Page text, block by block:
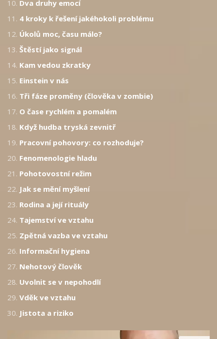
10. Dva druhy emocí
11. 4 kroky k řešení jakéhokoli problému
12. Úkolů moc, času málo?
13. Štěstí jako signál
14. Kam vedou zkratky
15. Einstein v nás
16. Tři fáze proměny (člověka v zombie)
17. O čase rychlém a pomalém
18. Když hudba tryská zevnitř
19. Pracovní pohovory: co rozhoduje?
20. Fenomenologie hladu
21. Pohotovostní režim
22. Jak se mění myšlení
23. Rodina a její rituály
24. Tajemství ve vztahu
25. Zpětná vazba ve vztahu
26. Informační hygiena
27. Nehotový člověk
28. Uvolnit se v nepohodlí
29. Vděk ve vztahu
30. Jistota a riziko